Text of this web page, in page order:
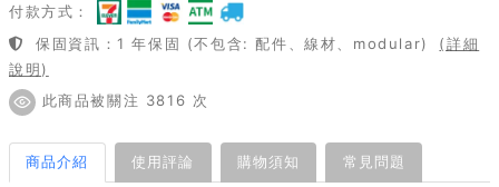
付款方式：
保固資訊：1 年保固 (不包含: 配件、線材、modular)
(詳細
說明)
此商品被關注 3816 次
商品介紹 使用評論 購物須知 常見問題